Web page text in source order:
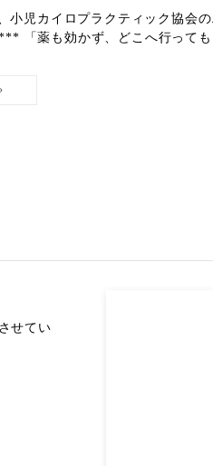
小児カイロプラクティック協会
薬も効かず、どこへ行っても
せてい